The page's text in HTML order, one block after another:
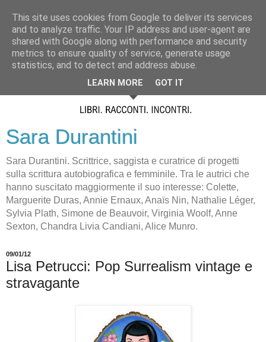
Sara Durantini
Sara Durantini. Scrittrice, saggista e curatrice di progetti
sulla scrittura autobiografica e femminile. Tra le autrici che
hanno suscitato maggiormente il suo interesse: Colette,
Marguerite Duras, Annie Ernaux, Anaïs Nin, Nathalie Léger,
Sylvia Plath, Simone de Beauvoir, Virginia Woolf, Anne
Sexton, Chandra Livia Candiani, Alice Munro.
09/01/12
Lisa Petrucci: Pop Surrealism vintage e
stravagante
This site uses cookies from Google to deliver its services
and to analyze traffic. Your IP address and user-agent are
shared with Google along with performance and security
metrics to ensure quality of service, generate usage
statistics, and to detect and address abuse.
LEARN MORE GOT IT